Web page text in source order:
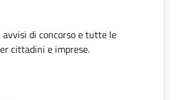
avvisi di concorso e tutte le
cittadini e imprese.